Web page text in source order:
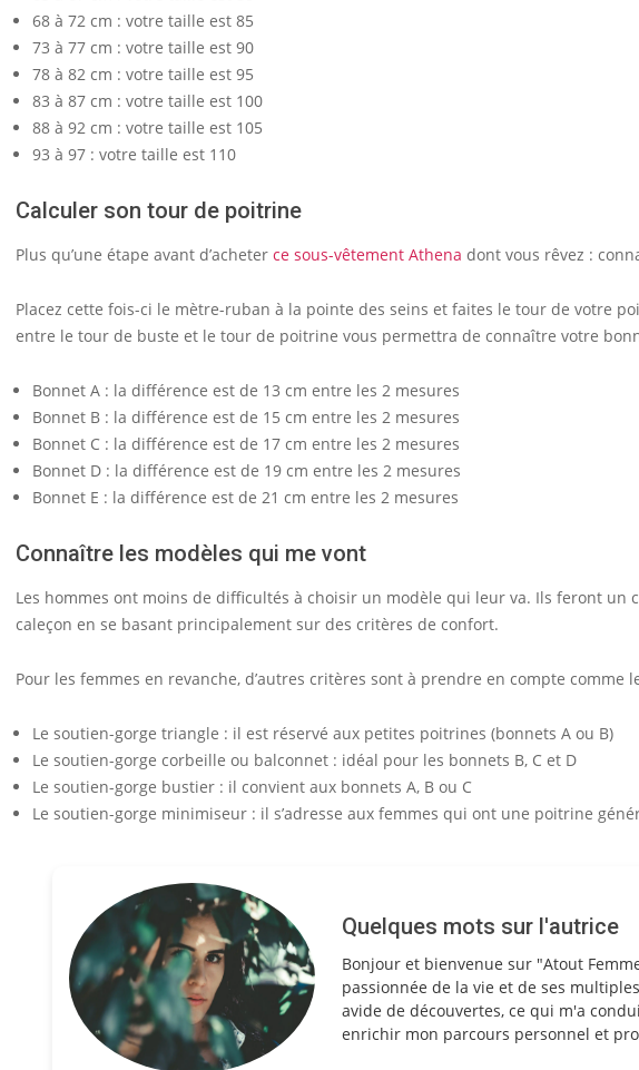
68 à 72 cm : votre taille est 85
73 à 77 cm : votre taille est 90
78 à 82 cm : votre taille est 95
83 à 87 cm : votre taille est 100
88 à 92 cm : votre taille est 105
93 à 97 : votre taille est 110
Calculer son tour de poitrine
Plus qu’une étape avant d’acheter ce sous-vêtement Athena dont vous rêvez :
Placez cette fois-ci le mètre-ruban à la pointe des seins et faites le tour de votre
entre le tour de buste et le tour de poitrine vous permettra de connaître votre
Bonnet A : la différence est de 13 cm entre les 2 mesures
Bonnet B : la différence est de 15 cm entre les 2 mesures
Bonnet C : la différence est de 17 cm entre les 2 mesures
Bonnet D : la différence est de 19 cm entre les 2 mesures
Bonnet E : la différence est de 21 cm entre les 2 mesures
Connaître les modèles qui me vont
Les hommes ont moins de difficultés à choisir un modèle qui leur va. Ils feront un
caleçon en se basant principalement sur des critères de confort.
Pour les femmes en revanche, d’autres critères sont à prendre en compte comme
Le soutien-gorge triangle : il est réservé aux petites poitrines (bonnets A ou B)
Le soutien-gorge corbeille ou balconnet : idéal pour les bonnets B, C et D
Le soutien-gorge bustier : il convient aux bonnets A, B ou C
Le soutien-gorge minimiseur : il s’adresse aux femmes qui ont une poitrine
Quelques mots sur l'autrice
Bonjour et bienvenue sur "Atout
passionnée de la vie et de ses
avide de découvertes, ce qui m'a
enrichir mon parcours personnel et